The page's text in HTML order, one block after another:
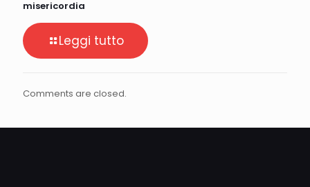
misericordia
Leggi tutto
Comments are closed.